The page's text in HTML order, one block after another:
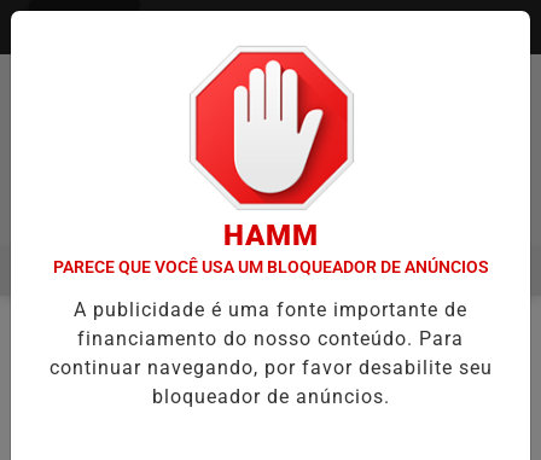
Pesquisar Notícia
ITAQUÁ ESTREIA NO CAMPEONATO PAULISTA MASCULINO DA
EM ALTA
MENU
EMCLASSIFICADOS
HAMM
PARECE QUE VOCÊ USA UM BLOQUEADOR DE ANÚNCIOS
A publicidade é uma fonte importante de
financiamento do nosso conteúdo. Para
continuar navegando, por favor desabilite seu
bloqueador de anúncios.